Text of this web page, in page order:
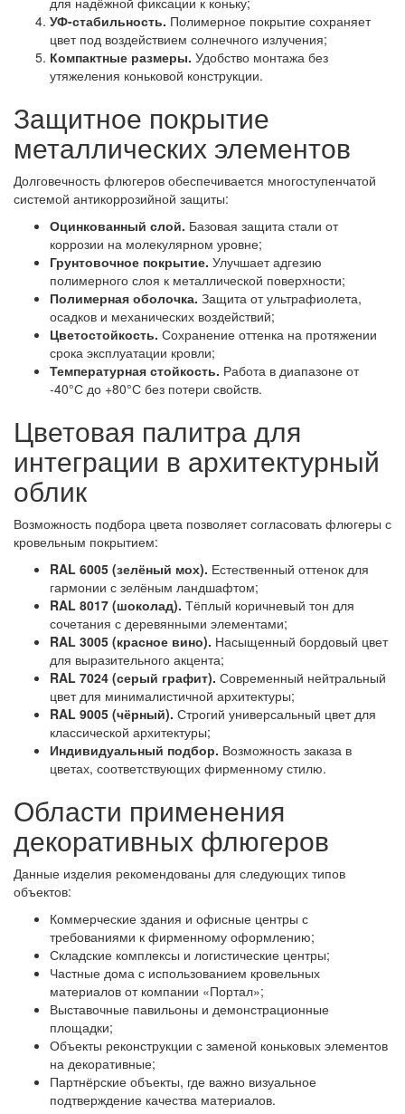
УФ-стабильность. Полимерное покрытие сохраняет
цвет под воздействием солнечного излучения;
Компактные размеры. Удобство монтажа без
утяжеления коньковой конструкции.
Защитное покрытие
металлических элементов
Долговечность флюгеров обеспечивается многоступенчатой
системой антикоррозийной защиты:
Оцинкованный слой. Базовая защита стали от
коррозии на молекулярном уровне;
Грунтовочное покрытие. Улучшает адгезию
полимерного слоя к металлической поверхности;
Полимерная оболочка. Защита от ультрафиолета,
осадков и механических воздействий;
Цветостойкость. Сохранение оттенка на протяжении
срока эксплуатации кровли;
Температурная стойкость. Работа в диапазоне от
-40°С до +80°С без потери свойств.
Цветовая палитра для
интеграции в архитектурный
облик
Возможность подбора цвета позволяет согласовать флюгеры с
кровельным покрытием:
RAL 6005 (зелёный мох). Естественный оттенок для
гармонии с зелёным ландшафтом;
RAL 8017 (шоколад). Тёплый коричневый тон для
сочетания с деревянными элементами;
RAL 3005 (красное вино). Насыщенный бордовый цвет
для выразительного акцента;
RAL 7024 (серый графит). Современный нейтральный
цвет для минималистичной архитектуры;
RAL 9005 (чёрный). Строгий универсальный цвет для
классической архитектуры;
Индивидуальный подбор. Возможность заказа в
цветах, соответствующих фирменному стилю.
Области применения
декоративных флюгеров
Данные изделия рекомендованы для следующих типов
объектов:
Коммерческие здания и офисные центры с
требованиями к фирменному оформлению;
Складские комплексы и логистические центры;
Частные дома с использованием кровельных
материалов от компании «Портал»;
Выставочные павильоны и демонстрационные
площадки;
Объекты реконструкции с заменой коньковых элементов
на декоративные;
Партнёрские объекты, где важно визуальное
подтверждение качества материалов.